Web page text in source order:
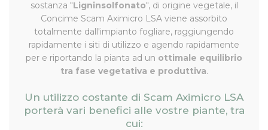
sostanza "Ligninsolfonato", di origine vegetale, il
Concime Scam Aximicro LSA viene assorbito
totalmente dall'impianto fogliare, raggiungendo
rapidamente i siti di utilizzo e agendo rapidamente
per e riportando la pianta ad un ottimale equilibrio
tra fase vegetativa e produttiva.
Un utilizzo costante di Scam Aximicro LSA
porterà vari benefici alle vostre piante, tra
cui: